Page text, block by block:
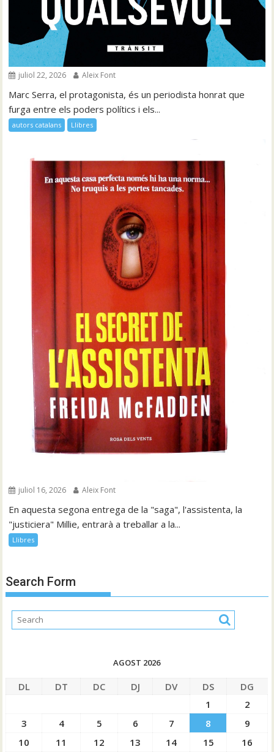
juliol 22, 2026 Aleix Font
Marc Serra, el protagonista, és un periodista honrat que
furga entre els poders polítics i els...
autors catalans Llibres
juliol 16, 2026 Aleix Font
En aquesta segona entrega de la "saga", l'assistenta, la
"justiciera" Millie, entrarà a treballar a la...
Llibres
Search Form
AGOST 2026
DL DT DC DJ DV DS
DG
1
2
3
4 5 6 7 8
9
10
11 12 13 14 15
16